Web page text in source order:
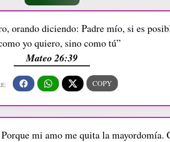
orando diciendo: Padre mío, si es
yo quiero, sino como tú”
Mateo 26:39
mi amo me quita la mayordomía.